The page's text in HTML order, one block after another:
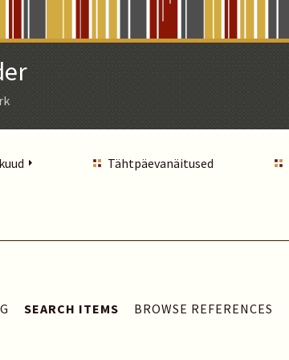
Tähtpäevanäitused
SEARCH ITEMS BROWSE REFERENCES